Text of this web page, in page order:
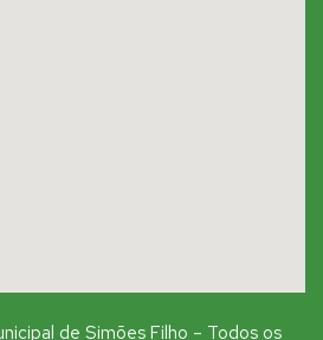
de Simões Filho – Todos os